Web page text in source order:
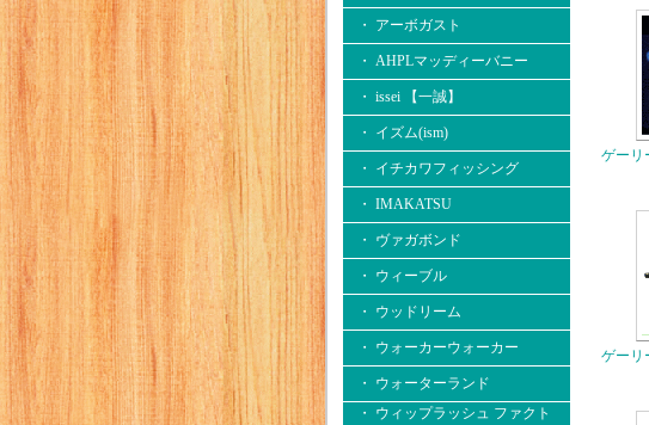
・ アーボガスト
・ AHPLマッディーバニー
・ issei 【一誠】
・ イズム(ism)
・ イチカワフィッシング
・ IMAKATSU
・ ヴァガボンド
・ ウィーブル
・ ウッドリーム
・ ウォーカーウォーカー
・ ウォーターランド
・ ウィップラッシュ ファクト
ゲー
ゲー